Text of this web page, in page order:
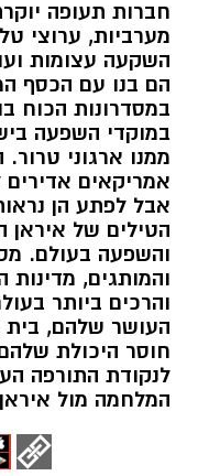
חברות תעופה
מערביות, ערוצי
השקעה עצומות
הם בנו עם הכסף
במסדרונות הכוח
במוקדי השפעה
ממנו ארגוני
אמריקאים אדירים
אבל לפתע הן
הטילים של איראן
והשפעה בעולם.
והמותגים,
והרכים ביותר
העושר שלהם, בית
חוסר היכולת
לנקודת התורפה
המלחמה מול